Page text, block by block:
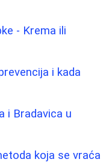
- Krema ili
i kada
i Bradavica u
koja se vraća